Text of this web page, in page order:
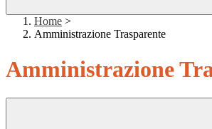
Home >
Amministrazione Trasparente
Amministrazione